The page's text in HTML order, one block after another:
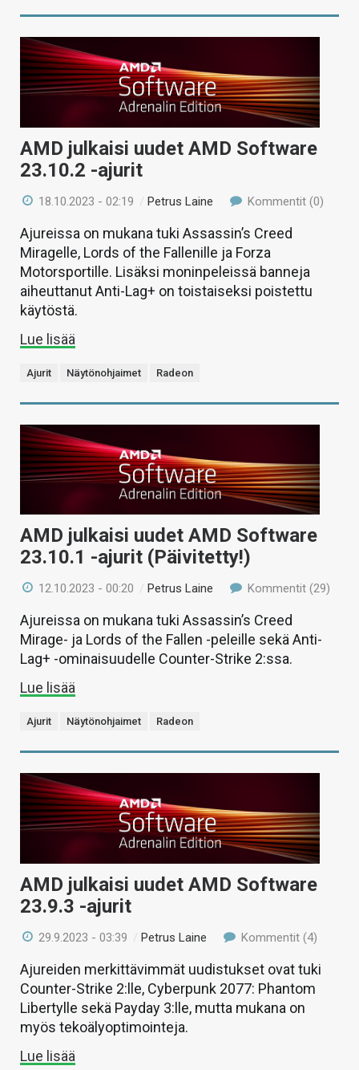
AMD julkaisi uudet AMD Software
23.10.2 -ajurit
18.10.2023 - 02:19 /Petrus Laine Kommentit (0)
Ajureissa on mukana tuki Assassin’s Creed
Miragelle, Lords of the Fallenille ja Forza
Motorsportille. Lisäksi moninpeleissä banneja
aiheuttanut Anti-Lag+ on toistaiseksi poistettu
käytöstä.
Lue lisää
Ajurit Näytönohjaimet Radeon
AMD julkaisi uudet AMD Software
23.10.1 -ajurit (Päivitetty!)
12.10.2023 - 00:20 / Petrus Laine Kommentit (29)
Ajureissa on mukana tuki Assassin’s Creed
Mirage- ja Lords of the Fallen -peleille sekä Anti-
Lag+ -ominaisuudelle Counter-Strike 2:ssa.
Lue lisää
Ajurit Näytönohjaimet Radeon
AMD julkaisi uudet AMD Software
23.9.3 -ajurit
29.9.2023 - 03:39 /Petrus Laine Kommentit (4)
Ajureiden merkittävimmät uudistukset ovat tuki
Counter-Strike 2:lle, Cyberpunk 2077: Phantom
Libertylle sekä Payday 3:lle, mutta mukana on
myös tekoälyoptimointeja.
Lue lisää